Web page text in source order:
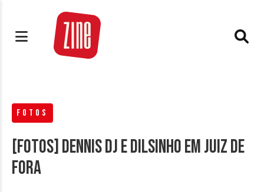
FOTOS
[FOTOS] Dennis DJ e Dilsinho em Juiz de
Fora